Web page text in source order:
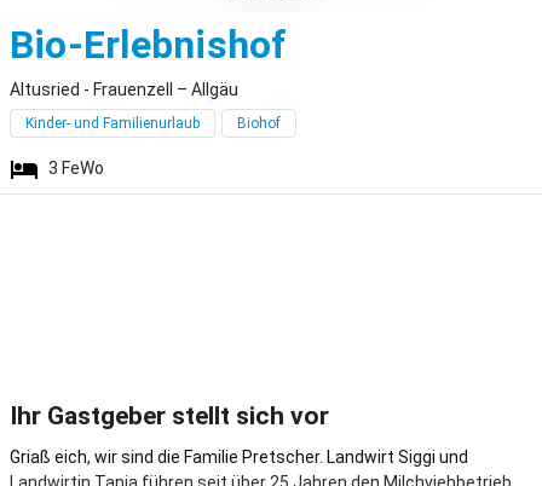
Bio-Erlebnishof
Altusried - Frauenzell – Allgäu
Kinder- und Familienurlaub Biohof
3 FeWo
Ihr Gastgeber stellt sich vor
Griaß eich, wir sind die Familie Pretscher. Landwirt Siggi und